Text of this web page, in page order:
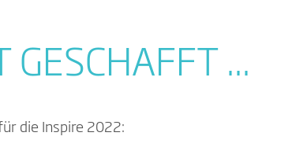
GESCHAFFT ...
die Inspire 2022: